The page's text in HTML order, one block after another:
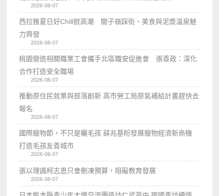
2026-08-07
西拉雅夏日好Chill掀高潮 關子嶺踩街、美食與泥漿溫泉魅
力齊發
2026-08-07
桃園營造相關職業工會攜手北區職安促進會 張善政：深化
合作打造安全職場
2026-08-07
推動原住民就業與部落創新 高市勞工局原氣補給計畫趕快去
報名
2026-08-07
國際寵物節，不只是曬毛孩 薛兆基盼發展寵物經濟新商機
打造毛孩友善城市
2026-08-07
張以理諷柯志恩只會刪凍預算，阻礙教育發展
2026-08-07